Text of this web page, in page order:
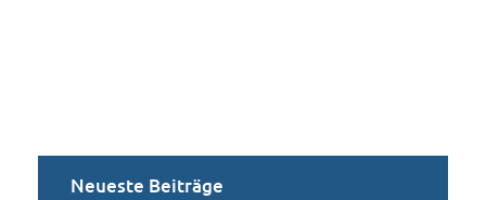
Neueste Beiträge